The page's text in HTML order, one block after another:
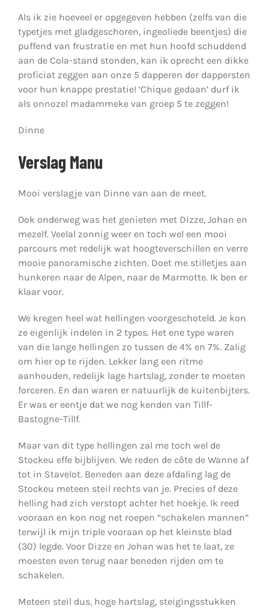
Als ik zie hoeveel er opgegeven hebben (zelfs van die
typetjes met gladgeschoren, ingeoliede beentjes) die
puffend van frustratie en met hun hoofd schuddend
aan de Cola-stand stonden, kan ik oprecht een dikke
proficiat zeggen aan onze 5 dapperen der dappersten
voor hun knappe prestatie! ‘Chique gedaan’ durf ik
als onnozel madammeke van groep 5 te zeggen!
Dinne
Verslag Manu
Mooi verslagje van Dinne van aan de meet.
Ook onderweg was het genieten met Dizze, Johan en
mezelf. Veelal zonnig weer en toch wel een mooi
parcours met redelijk wat hoogteverschillen en verre
mooie panoramische zichten. Doet me stilletjes aan
hunkeren naar de Alpen, naar de Marmotte. Ik ben er
klaar voor.
We kregen heel wat hellingen voorgeschoteld. Je kon
ze eigenlijk indelen in 2 types. Het ene type waren
van die lange hellingen zo tussen de 4% en 7%. Zalig
om hier op te rijden. Lekker lang een ritme
aanhouden, redelijk lage hartslag, zonder te moeten
forceren. En dan waren er natuurlijk de kuitenbijters.
Er was er eentje dat we nog kenden van Tillf-
Bastogne-Tillf.
Maar van dit type hellingen zal me toch wel de
Stockeu effe bijblijven. We reden de côte de Wanne af
tot in Stavelot. Beneden aan deze afdaling lag de
Stockeu meteen steil rechts van je. Precies of deze
helling had zich verstopt achter het hoekje. Ik reed
vooraan en kon nog net roepen “schakelen mannen”
terwijl ik mijn triple vooraan op het kleinste blad
(30) legde. Voor Dizze en Johan was het te laat, ze
moesten even terug naar beneden rijden om te
schakelen.
Meteen steil dus, hoge hartslag, steigingsstukken